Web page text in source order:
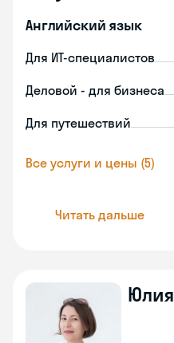
Английский язык
Для ИТ-специалистов
Деловой - для бизнеса
Для путешествий
Все услуги и цены (5)
Читать дальше
Юлия